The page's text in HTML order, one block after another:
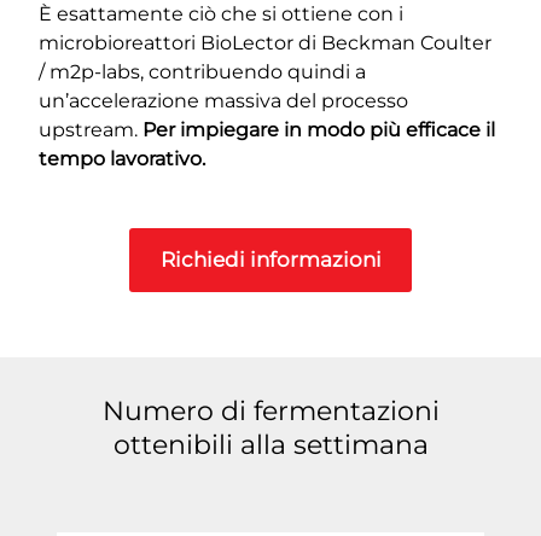
È esattamente ciò che si ottiene con i
microbioreattori BioLector di Beckman Coulter
/ m2p-labs, contribuendo quindi a
un’accelerazione massiva del processo
upstream. Per impiegare in modo più efficace il
tempo lavorativo.
Richiedi informazioni
Numero di fermentazioni
ottenibili alla settimana